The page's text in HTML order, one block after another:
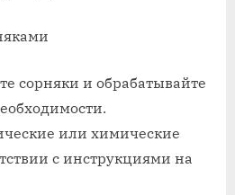
сорняки и обрабатывайте
или химические
с инструкциями на